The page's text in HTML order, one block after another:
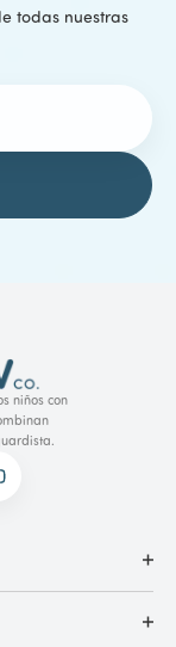
todas nuestras
niños con